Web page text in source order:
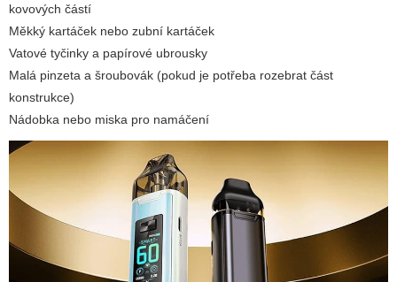
kovových částí
Měkký kartáček nebo zubní kartáček
Vatové tyčinky a papírové ubrousky
Malá pinzeta a šroubovák (pokud je potřeba rozebrat část
konstrukce)
Nádobka nebo miska pro namáčení